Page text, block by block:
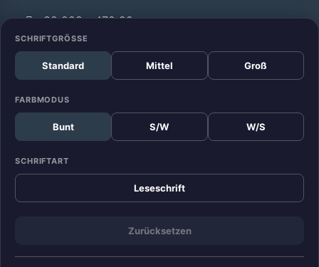
SCHRIFTGRÖSSE
Standard Mittel Groß
FARBMODUS
Bunt S/W W/S
SCHRIFTART
Leseschrift
Zurücksetzen
+32 228 - 472 99
Büro Straßburg
Europäisches Parlament
Allée du Printemps –
WEISS T12 029
F-67070 Straßburg
+33 388 - 17 52 99